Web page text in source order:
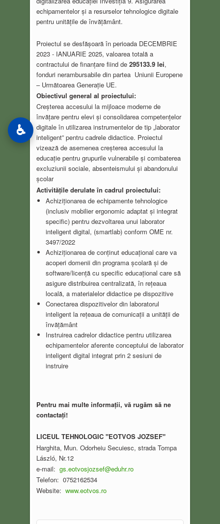
echipamentelor și a resurselor tehnologice digitale
pentru unitățile de învățământ.
Proiectul se desfășoară în perioada DECEMBRIE
2023 - IANUARIE 2025, valoarea totală a
contractului de finanțare fiind de 295133.9 lei,
fonduri nerambursabile din partea Uniunii Europene
– Următoarea Generație UE.
Obiectivul general al proiectului:
Creșterea accesului la mijloace moderne de
învățare pentru elevi și consolidarea competențelor
digitale în utilizarea instrumentelor de tip „laborator
inteligent” pentru cadrele didactice. Proiectul
vizează de asemenea creșterea accesului la
educație pentru grupurile vulnerabile și combaterea
excluziunii sociale, absenteismului și abandonului
școlar
Activitățile derulate în cadrul proiectului:
Achiziționarea de echipamente tehnologice
(inclusiv mobilier ergonomic adaptat și integrat
specific) pentru dezvoltarea unui laborator
inteligent digital, (smartlab) conform OME nr.
3497/2022
Achiziționarea de conținut educațional care va
acoperi domenii din programa școlară și de
software/licență cu specific educațional care să
asigure distribuirea centralizată, în rețeaua
locală, a materialelor didactice pe dispozitive
Conectarea dispozitivelor din laboratorul
inteligent la rețeaua de comunicații a unității de
învățământ
Instruirea cadrelor didactice pentru utilizarea
echipamentelor aferente conceptului de laborator
inteligent digital integrat prin 2 sesiuni de
instruire
Pentru mai multe informații, vă rugăm să ne
contactați!
LICEUL TEHNOLOGIC "EOTVOS JOZSEF"
Harghita, Mun. Odorheiu Secuiesc, strada Tompa
László, Nr.12
e-mail: gs.eotvosjozsef@eduhr.ro
Telefon: 0752162534
Website: www.eotvos.ro
♿